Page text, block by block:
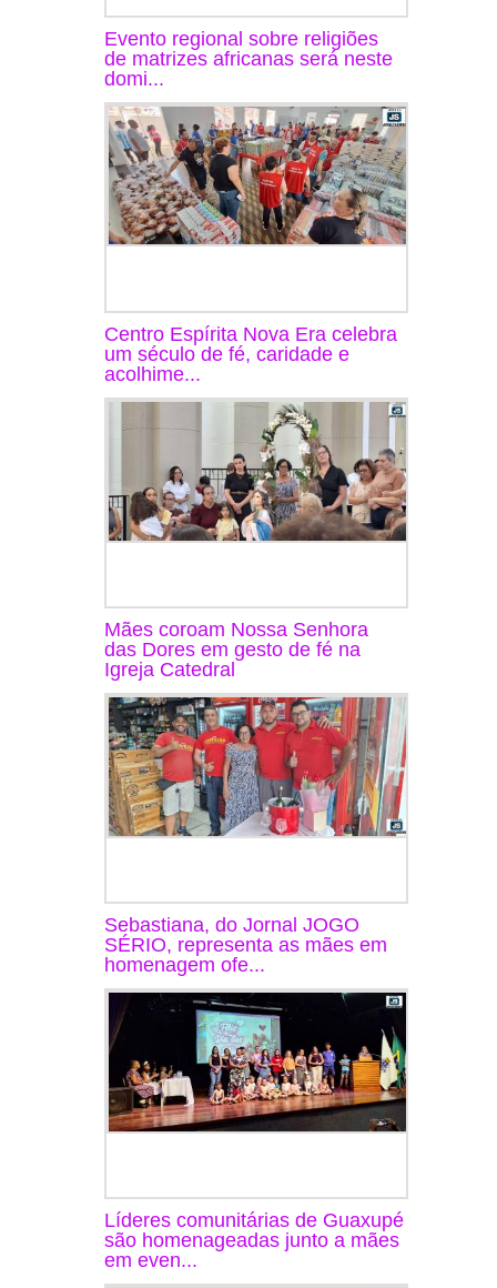
Evento regional sobre religiões
de matrizes africanas será neste
domi...
Centro Espírita Nova Era celebra
um século de fé, caridade e
acolhime...
Mães coroam Nossa Senhora
das Dores em gesto de fé na
Igreja Catedral
Sebastiana, do Jornal JOGO
SÉRIO, representa as mães em
homenagem ofe...
Líderes comunitárias de Guaxupé
são homenageadas junto a mães
em even...